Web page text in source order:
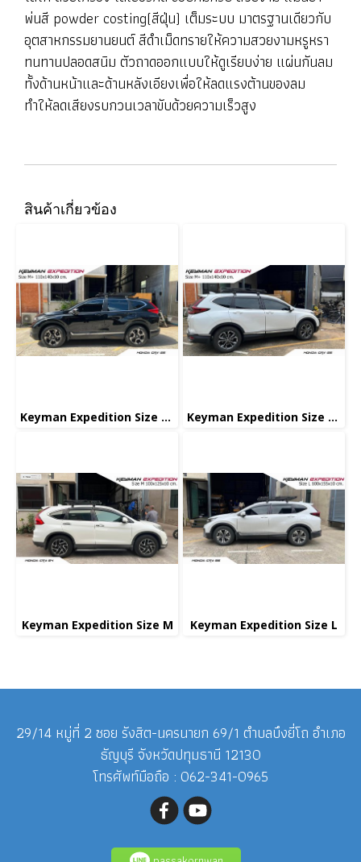
พ่นสี powder costing(สีฝุ่น) เต็มระบบ มาตรฐานเดียวกับ
อุตสาหกรรมยานยนต์ สีดำเม็ดทรายให้ความสวยงามหรูหรา
ทนทานปลอดสนิม ตัวถาดออกแบบให้ดูเรียบง่าย แผ่นกันลม
ทั้งด้านหน้าและด้านหลังเอียงเพื่อให้ลดแรงต้านของลม
ทำให้ลดเสียงรบกวนเวลาขับด้วยความเร็วสูง
สินค้าเกี่ยวข้อง
Keyman Expedition Size M+ Keyman Expedition Size M+
Keyman Expedition Size M Keyman Expedition Size L
29/14 หมู่ที่ 2 ซอย รังสิต-นครนายก 69/1 ตำบลบึงยี่โถ อำเภอ
ธัญบุรี จังหวัดปทุมธานี 12130
โทรศัพท์มือถือ : 062-341-0965